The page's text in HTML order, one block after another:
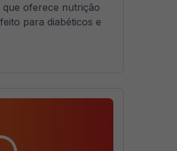
que oferece nutrição
para diabéticos e